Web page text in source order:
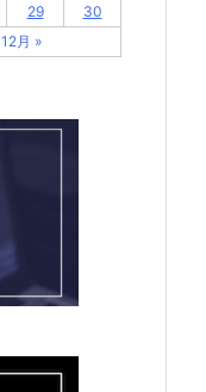
29
30
12月 »